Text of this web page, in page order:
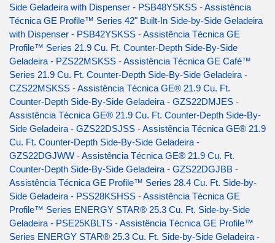
Side Geladeira with Dispenser - PSB48YSKSS -Assistência
Técnica GE Profile™ Series 42" Built-In Side-by-Side Geladeira
with Dispenser - PSB42YSKSS -Assistência Técnica GE
Profile™ Series 21.9 Cu. Ft. Counter-Depth Side-By-Side
Geladeira - PZS22MSKSS -Assistência Técnica GE Café™
Series 21.9 Cu. Ft. Counter-Depth Side-By-Side Geladeira -
CZS22MSKSS -Assistência Técnica GE® 21.9 Cu. Ft.
Counter-Depth Side-By-Side Geladeira - GZS22DMJES -
Assistência Técnica GE® 21.9 Cu. Ft. Counter-Depth Side-By-
Side Geladeira - GZS22DSJSS -Assistência Técnica GE® 21.9
Cu. Ft. Counter-Depth Side-By-Side Geladeira -
GZS22DGJWW -Assistência Técnica GE® 21.9 Cu. Ft.
Counter-Depth Side-By-Side Geladeira - GZS22DGJBB -
Assistência Técnica GE Profile™ Series 28.4 Cu. Ft. Side-by-
Side Geladeira - PSS28KSHSS -Assistência Técnica GE
Profile™ Series ENERGY STAR® 25.3 Cu. Ft. Side-by-Side
Geladeira - PSE25KBLTS -Assistência Técnica GE Profile™
Series ENERGY STAR® 25.3 Cu. Ft. Side-by-Side Geladeira -